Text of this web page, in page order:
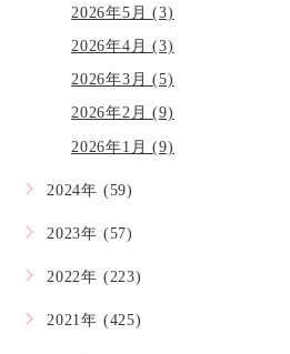
2026年5月 (3)
2026年4月 (3)
2026年3月 (5)
2026年2月 (9)
2026年1月 (9)
2024年 (59)
2023年 (57)
2022年 (223)
2021年 (425)